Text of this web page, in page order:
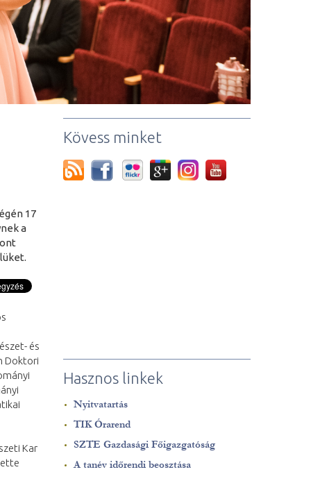
17
a
és
Doktori
Kar
Kövess minket
Hasznos linkek
Nyitvatartás
TIK Órarend
SZTE Gazdasági Főigazgatóság
A tanév időrendi beosztása